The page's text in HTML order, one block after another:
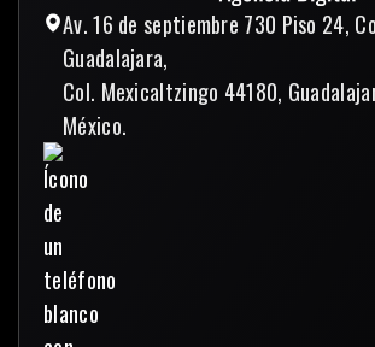
Av. 16 de septiembre 730 Piso 24,
Guadalajara,
Col. Mexicaltzingo 44180,
México.